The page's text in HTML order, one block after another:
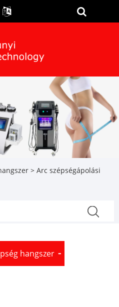
> Arc szépségápolási
hangszer